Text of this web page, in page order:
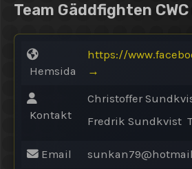
Team Gäddfighten CWC
Hemsida
https://
→
Kontakt
Christoffer
Fredrik Sundkvist
Email sunkan79@